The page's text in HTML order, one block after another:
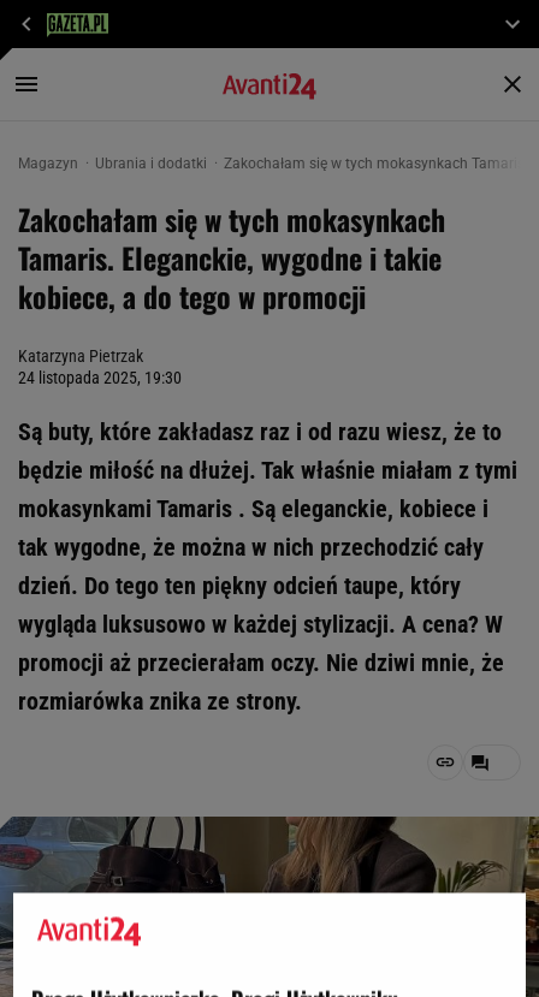
Magazyn Ubrania i dodatki Zakochałam się w tych mokasynkach Tamaris.
Zakochałam się w tych mokasynkach
Tamaris. Eleganckie, wygodne i takie
kobiece, a do tego w promocji
Katarzyna Pietrzak
24 listopada 2025, 19:30
Są buty, które zakładasz raz i od razu wiesz, że to
będzie miłość na dłużej. Tak właśnie miałam z tymi
mokasynkami Tamaris . Są eleganckie, kobiece i
tak wygodne, że można w nich przechodzić cały
dzień. Do tego ten piękny odcień taupe, który
wygląda luksusowo w każdej stylizacji. A cena? W
promocji aż przecierałam oczy. Nie dziwi mnie, że
rozmiarówka znika ze strony.